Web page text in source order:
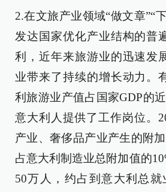
2.在文旅产业领域“做文章”“
发达国家优化产业结构的普
利，近年来旅游业的迅速发
业带来了持续的增长动力。
利旅游业产值占国家GDP的
意大利人提供了工作岗位。
产业、奢侈品产业产生的附
占意大利制造业总附加值的
50万人，约占到意大利总就